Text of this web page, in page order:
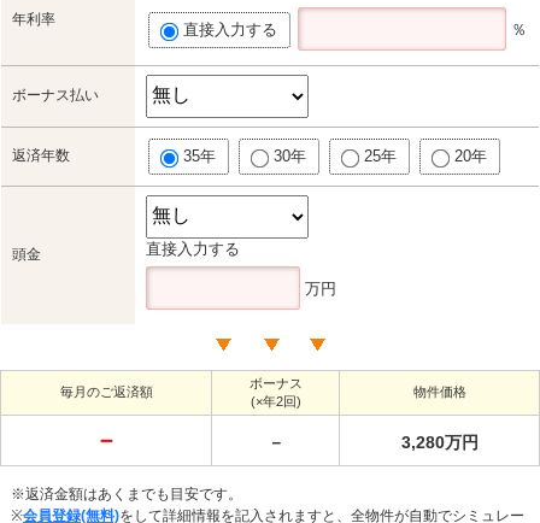
年利率
直接入力する ％
ボーナス払い
返済年数 35年 30年 25年 20年
頭金 直接入力する
万円
毎月のご返済額
ボーナス
(×年2回)
物件価格
－ － 3,280万円
※返済金額はあくまでも目安です。
※会員登録(無料)をして詳細情報を記入されますと、全物件が自動でシミュレー